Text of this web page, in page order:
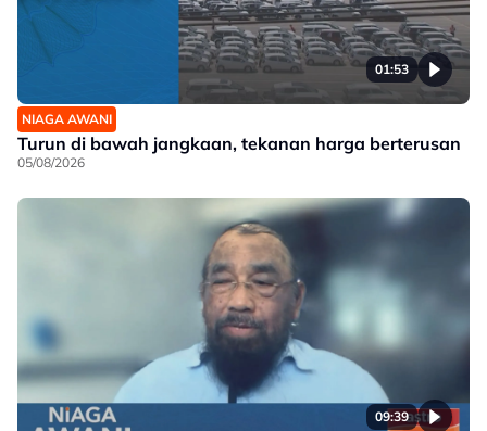
01:53
NIAGA AWANI
Turun di bawah jangkaan, tekanan harga berterusan
05/08/2026
09:39